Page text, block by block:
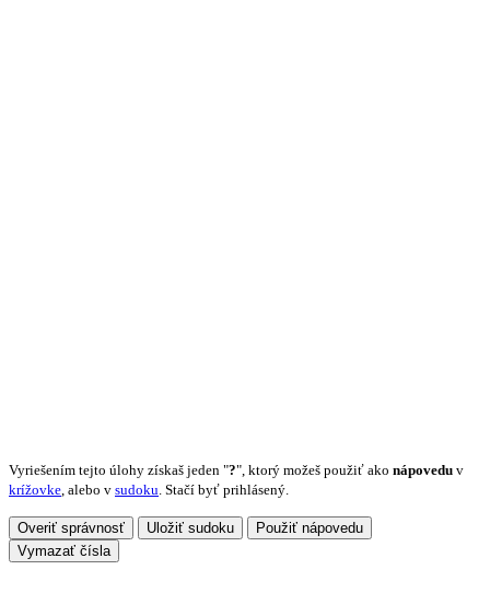
Vyriešením tejto úlohy získaš jeden "?", ktorý možeš použiť ako nápovedu v
krížovke, alebo v sudoku. Stačí byť prihlásený.